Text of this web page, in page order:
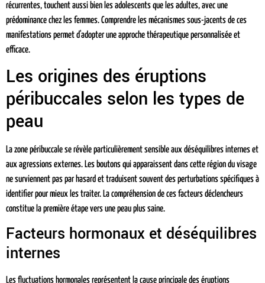
récurrentes, touchent aussi bien les adolescents que les adultes, avec une
prédominance chez les femmes. Comprendre les mécanismes sous-jacents de ces
manifestations permet d'adopter une approche thérapeutique personnalisée et
efficace.
Les origines des éruptions
péribuccales selon les types de
peau
La zone péribuccale se révèle particulièrement sensible aux déséquilibres internes et
aux agressions externes. Les boutons qui apparaissent dans cette région du visage
ne surviennent pas par hasard et traduisent souvent des perturbations spécifiques à
identifier pour mieux les traiter. La compréhension de ces facteurs déclencheurs
constitue la première étape vers une peau plus saine.
Facteurs hormonaux et déséquilibres
internes
Les fluctuations hormonales représentent la cause principale des éruptions